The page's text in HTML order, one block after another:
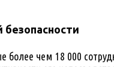
безопасности
более чем 18 000